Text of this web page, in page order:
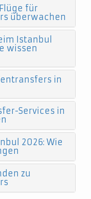
für
überwachen
Istanbul
wissen
in
Services in
2026: Wie
zu